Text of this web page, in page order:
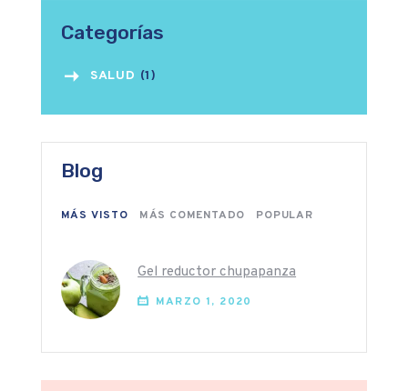
Categorías
SALUD (1)
Blog
MÁS VISTO MÁS COMENTADO POPULAR
Gel reductor chupapanza
MARZO 1, 2020